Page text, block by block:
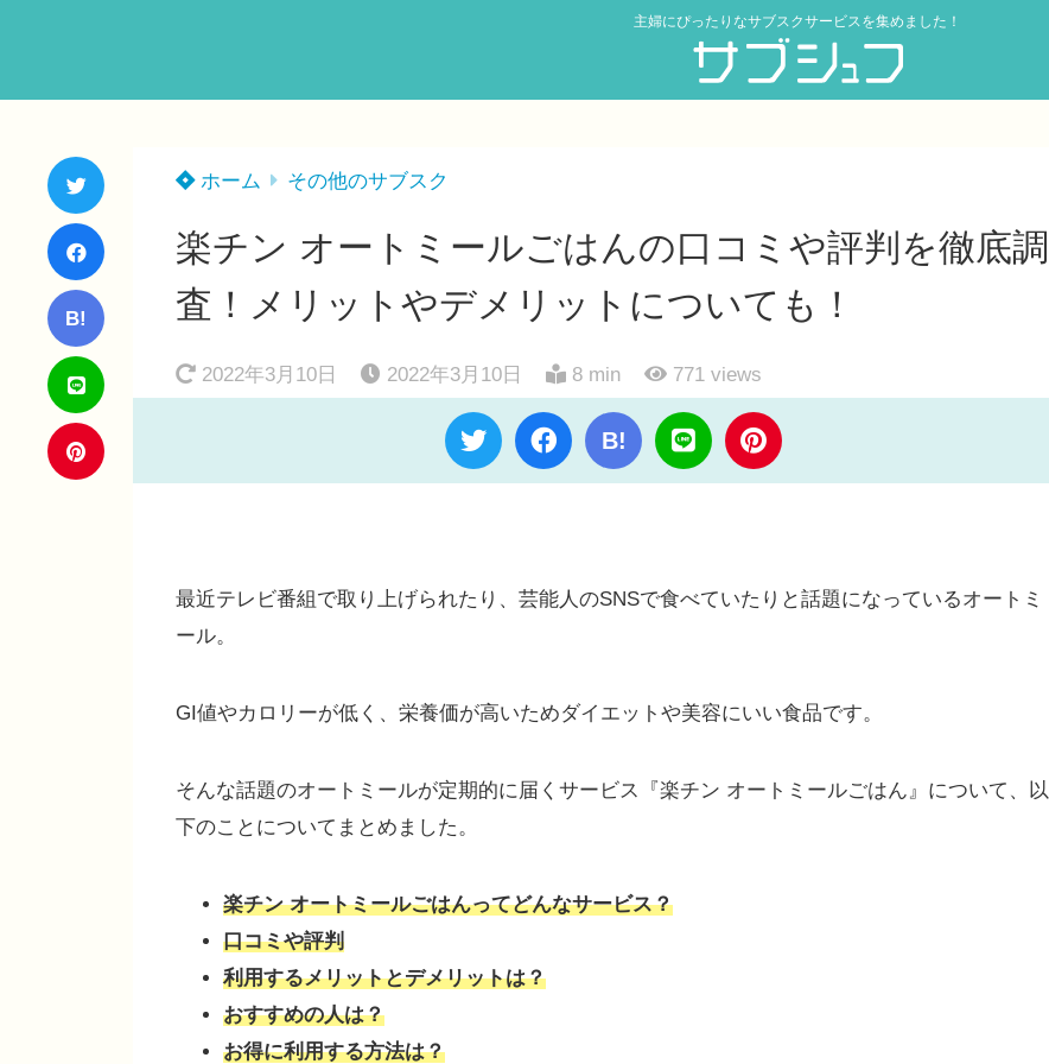
主婦にぴったりなサブスクサービスを集めました！
B!
ホーム その他のサブスク
楽チン オートミールごはんの口コミや評判を徹底調
査！メリットやデメリットについても！
2022年3月10日 2022年3月10日 8 min 771 views
B!
最近テレビ番組で取り上げられたり、芸能人のSNSで食べていたりと話題になっているオートミ
ール。
GI値やカロリーが低く、栄養価が高いためダイエットや美容にいい食品です。
そんな話題のオートミールが定期的に届くサービス『楽チン オートミールごはん』について、以
下のことについてまとめました。
楽チン オートミールごはんってどんなサービス？
口コミや評判
利用するメリットとデメリットは？
おすすめの人は？
お得に利用する方法は？